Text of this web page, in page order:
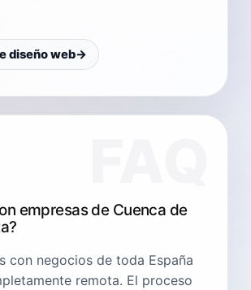
diseño web→
empresas de Cuenca de
con negocios de toda España
remota. El proceso